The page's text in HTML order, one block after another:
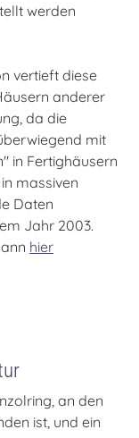
werden
vertieft diese
anderer
da die
mit
in Fertighäusern
massiven
Daten
Jahr 2003.
hier
an den
ist, und ein